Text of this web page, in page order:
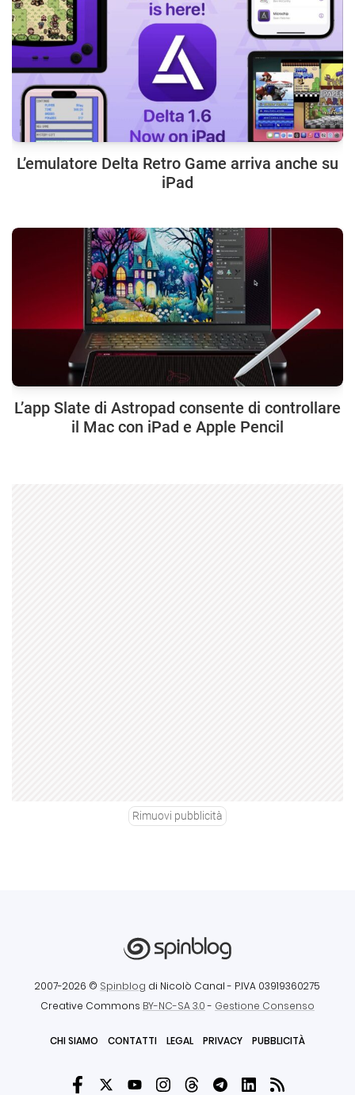
L’emulatore Delta Retro Game arriva anche su
iPad
L’app Slate di Astropad consente di controllare
il Mac con iPad e Apple Pencil
Rimuovi pubblicità
2007-2026 © Spinblog di Nicolò Canal - P.IVA 03919360275
Creative Commons BY-NC-SA 3.0- Gestione Consenso
CHI SIAMO CONTATTI LEGAL PRIVACY PUBBLICITÀ